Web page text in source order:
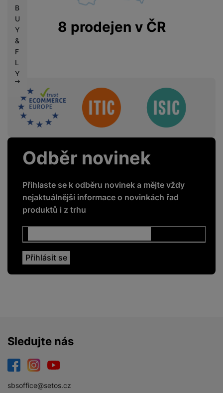
B
U
Y
&
F
L
Y
8 prodejen v ČR
Sdružení
Odběr novinek
Přihlaste se k odběru novinek a mějte vždy
nejaktuálnější informace o novinkách řad
produktů i z trhu
Sledujte nás
sbsoffice@setos.cz